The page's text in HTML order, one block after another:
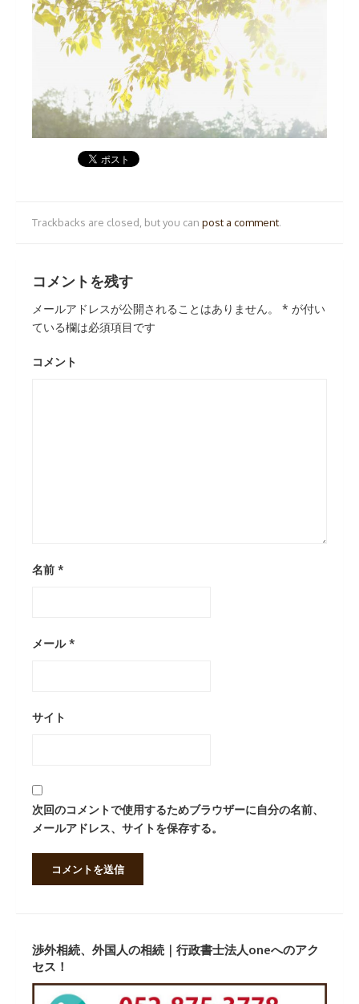
Trackbacks are closed, but you can post a comment.
コメントを残す
メールアドレスが公開されることはありません。 * が付い
ている欄は必須項目です
コメント
名前 *
メール*
サイト
次回のコメントで使用するためブラウザーに自分の名前、
メールアドレス、サイトを保存する。
渉外相続、外国人の相続｜行政書士法人oneへのアク
セス！